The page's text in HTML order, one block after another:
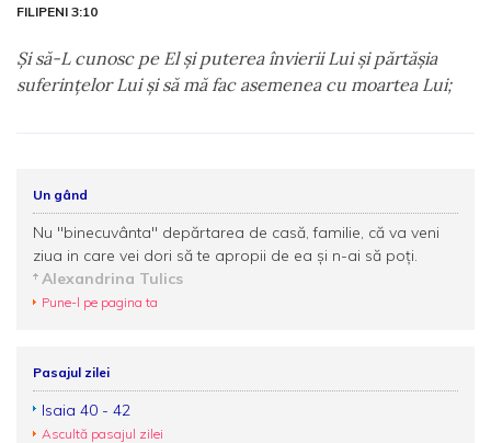
FILIPENI 3:10
Şi să-L cunosc pe El şi puterea învierii Lui şi părtăşia
suferinţelor Lui şi să mă fac asemenea cu moartea Lui;
Un gând
Nu ''binecuvânta'' depărtarea de casă, familie, că va veni
ziua in care vei dori să te apropii de ea și n-ai să poți.
Alexandrina Tulics
Pune-l pe pagina ta
Pasajul zilei
Isaia 40 - 42
Ascultă pasajul zilei